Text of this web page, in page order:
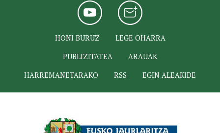
HONI BURUZ
LEGE OHARRA
PUBLIZITATEA
ARAUAK
HARREMANETARAKO
RSS EGIN ALEAKIDE